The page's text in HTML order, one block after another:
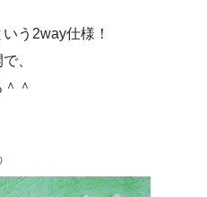
う2way仕様！
、
＾